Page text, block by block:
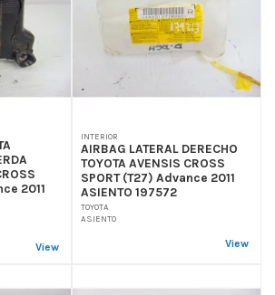
2011
View
INTERIOR
AIRBAG LATERAL DERECHO
TOYOTA AVENSIS CROSS
SPORT (T27) Advance 2011
ASIENTO 197572
TOYOTA
ASIENTO
View